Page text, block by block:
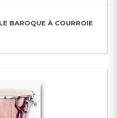
BAROQUE À COURROIE